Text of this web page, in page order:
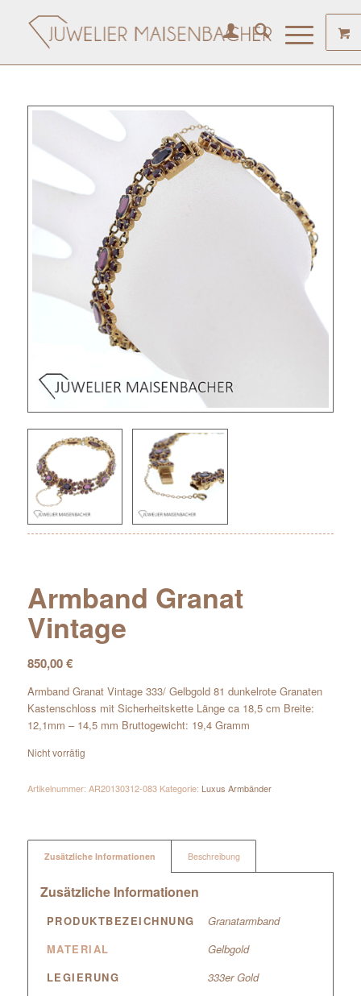
Armband Granat
Vintage
850,00€
Armband Granat Vintage 333/ Gelbgold 81 dunkelrote Granaten
Kastenschloss mit Sicherheitskette Länge ca 18,5 cm Breite:
12,1mm – 14,5 mm Bruttogewicht: 19,4 Gramm
Nicht vorrätig
Artikelnummer: AR20130312-083 Kategorie: Luxus Armbänder
Zusätzliche Informationen Beschreibung
Zusätzliche Informationen
PRODUKTBEZEICHNUNG
Granatarmband
MATERIAL
Gelbgold
LEGIERUNG
333er Gold